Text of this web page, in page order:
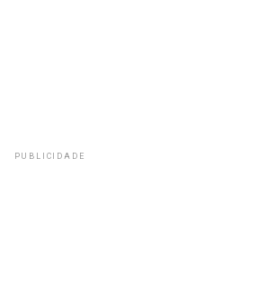
PUBLICIDADE